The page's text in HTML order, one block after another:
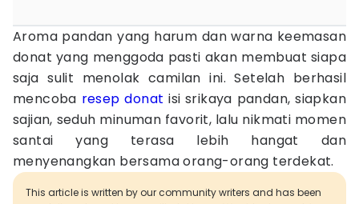
Aroma pandan yang harum dan warna keemasan
donat yang menggoda pasti akan membuat siapa
saja sulit menolak camilan ini. Setelah berhasil
mencoba resep donat isi srikaya pandan, siapkan
sajian, seduh minuman favorit, lalu nikmati momen
santai yang terasa lebih hangat dan
menyenangkan bersama orang-orang terdekat.
This article is written by our community writers and has been